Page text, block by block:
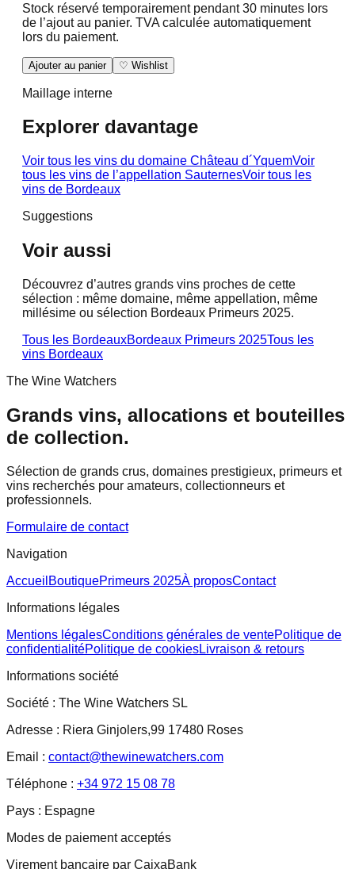
Stock réservé temporairement pendant 30 minutes lors
de l’ajout au panier. TVA calculée automatiquement
lors du paiement.
Ajouter au panier ♡ Wishlist
Maillage interne
Explorer davantage
Voir tous les vins du domaine Château d´YquemVoir
tous les vins de l’appellation SauternesVoir tous les
vins de Bordeaux
Suggestions
Voir aussi
Découvrez d’autres grands vins proches de cette
sélection : même domaine, même appellation, même
millésime ou sélection Bordeaux Primeurs 2025.
Tous les BordeauxBordeaux Primeurs 2025Tous les
vins Bordeaux
The Wine Watchers
Grands vins, allocations et bouteilles
de collection.
Sélection de grands crus, domaines prestigieux, primeurs et
vins recherchés pour amateurs, collectionneurs et
professionnels.
Formulaire de contact
Navigation
Accueil BoutiquePrimeurs 2025À proposContact
Informations légales
Mentions légalesConditions générales de ventePolitique de
confidentialitéPolitique de cookiesLivraison & retours
Informations société
Société : The Wine Watchers SL
Adresse : Riera Ginjolers,99 17480 Roses
Email : contact@thewinewatchers.com
Téléphone : +34 972 15 08 78
Pays : Espagne
Modes de paiement acceptés
Virement bancaire par CaixaBank